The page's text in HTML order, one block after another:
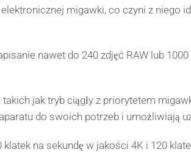
migawki, co czyni z niego
nawet do 240 zdjęć RAW lub
jak tryb ciągły z priorytetem
do swoich potrzeb i umożliwiają
na sekundę w jakości 4K i 120